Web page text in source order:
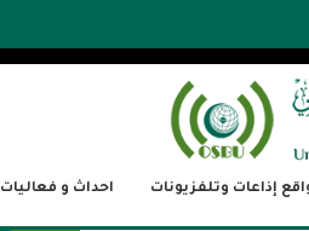
إذاعات وتلفزيونات احداث و فعاليات